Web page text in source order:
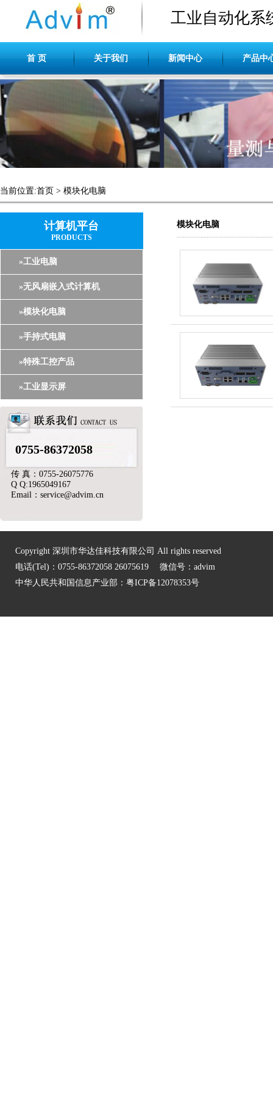
工业自动化系
首 页 关于我们 新闻中心 产品中
当前位置:首页 > 模块化电脑
计算机平台
PRODUCTS
»工业电脑
»无风扇嵌入式计算机
»模块化电脑
»手持式电脑
»特殊工控产品
»工业显示屏
0755-86372058
传 真：0755-26075776
Q Q:1965049167
Email：service@advim.cn
模块化电脑
Copyright 深圳市华达佳科技有限公司 All rights reserved
电话(Tel)：0755-86372058 26075619 微信号：advim
中华人民共和国信息产业部： 粤ICP备12078353号